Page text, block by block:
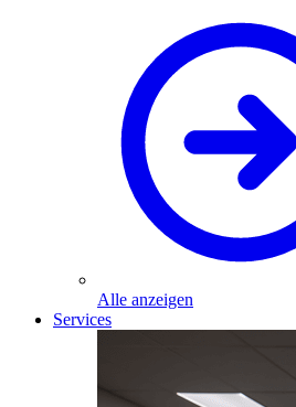
Alle anzeigen
Services